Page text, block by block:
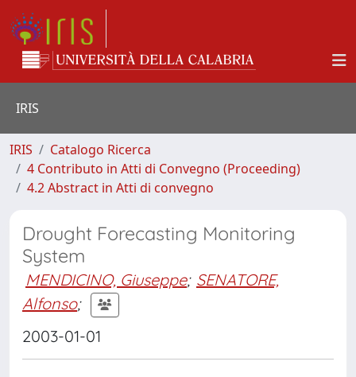
IRIS
IRIS
Catalogo Ricerca
4 Contributo in Atti di Convegno (Proceeding)
4.2 Abstract in Atti di convegno
Drought Forecasting Monitoring
System
MENDICINO, Giuseppe; SENATORE,
Alfonso;
2003-01-01